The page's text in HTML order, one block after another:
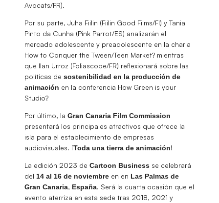
Avocats/FR).
Por su parte, Juha Fiilin (Fiilin Good Films/FI) y Tania
Pinto da Cunha (Pink Parrot/ES) analizarán el
mercado adolescente y preadolescente en la charla
How to Conquer the Tween/Teen Market? mientras
que Ilan Urroz (Foliascope/FR) reflexionará sobre las
políticas de sostenibilidad en la producción de
animación en la conferencia How Green is your
Studio?
Por último, la Gran Canaria Film Commission
presentará los principales atractivos que ofrece la
isla para el establecimiento de empresas
audiovisuales. ¡Toda una tierra de animación!
La edición 2023 de Cartoon Business se celebrará
del 14 al 16 de noviembre en en Las Palmas de
Gran Canaria, España. Será la cuarta ocasión que el
evento aterriza en esta sede tras 2018, 2021 y